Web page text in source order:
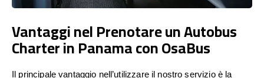
Vantaggi nel Prenotare un Autobus
Charter in Panama con OsaBus
Il principale vantaggio nell’utilizzare il nostro servizio è la